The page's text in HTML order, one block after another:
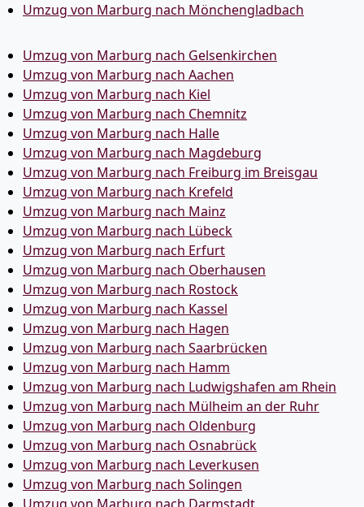
Umzug von Marburg nach Mönchen­gladbach
Umzug von Marburg nach Gelsenkirchen
Umzug von Marburg nach Aachen
Umzug von Marburg nach Kiel
Umzug von Marburg nach Chemnitz
Umzug von Marburg nach Halle
Umzug von Marburg nach Magdeburg
Umzug von Marburg nach Freiburg im Breisgau
Umzug von Marburg nach Krefeld
Umzug von Marburg nach Mainz
Umzug von Marburg nach Lübeck
Umzug von Marburg nach Erfurt
Umzug von Marburg nach Oberhausen
Umzug von Marburg nach Rostock
Umzug von Marburg nach Kassel
Umzug von Marburg nach Hagen
Umzug von Marburg nach Saarbrücken
Umzug von Marburg nach Hamm
Umzug von Marburg nach Ludwigshafen am Rhein
Umzug von Marburg nach Mülheim an der Ruhr
Umzug von Marburg nach Oldenburg
Umzug von Marburg nach Osnabrück
Umzug von Marburg nach Leverkusen
Umzug von Marburg nach Solingen